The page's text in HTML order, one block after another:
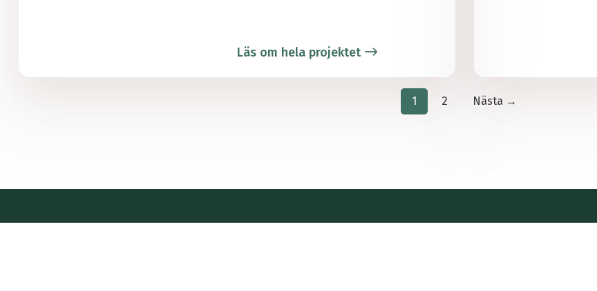
Läs om hela projektet
1 2 Nästa →